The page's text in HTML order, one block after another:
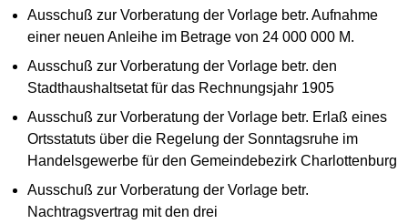
Ausschuß zur Vorberatung der Vorlage betr. Aufnahme
einer neuen Anleihe im Betrage von 24 000 000 M.
Ausschuß zur Vorberatung der Vorlage betr. den
Stadthaushaltsetat für das Rechnungsjahr 1905
Ausschuß zur Vorberatung der Vorlage betr. Erlaß eines
Ortsstatuts über die Regelung der Sonntagsruhe im
Handelsgewerbe für den Gemeindebezirk Charlottenburg
Ausschuß zur Vorberatung der Vorlage betr.
Nachtragsvertrag mit den drei